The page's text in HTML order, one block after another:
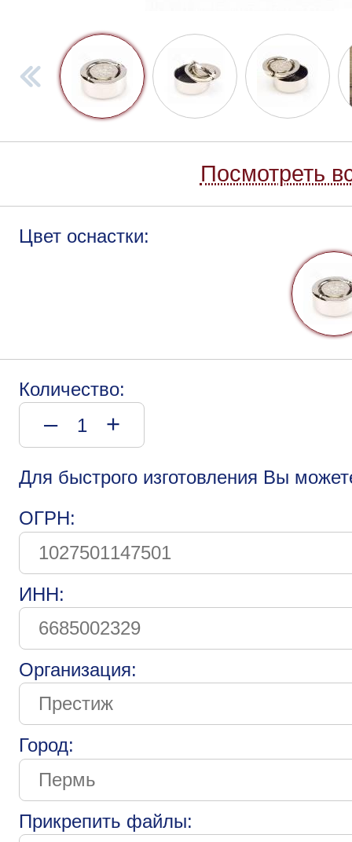
Посмотреть
Цвет оснастки:
Количество:
– +
Для быстрого изготовления Вы
ОГРН:
ИНН:
Организация:
Город:
Прикрепить файлы: